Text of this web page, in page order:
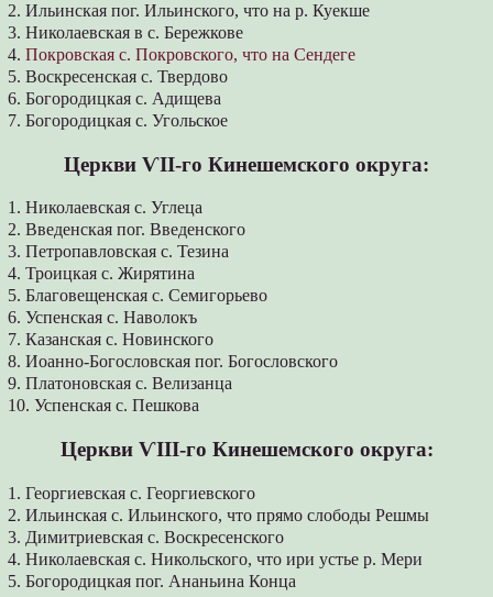
2. Ильинская пог. Ильинского, что на р. Куекше
3. Николаевская в с. Бережкове
4.Покровская с. Покровского, что на Сендеге
5. Воскресенская с. Твердово
6. Богородицкая с. Адищева
7. Богородицкая с. Угольское
Церкви ѴІІ-го Кинешемского округа:
1. Николаевская с. Углеца
2. Введенская пог. Введенского
3. Петропавловская с. Тезина
4. Троицкая с. Жирятина
5. Благовещенская с. Семигорьево
6. Успенская с. Наволокъ
7. Казанская с. Новинского
8. Иоанно-Богословская пог. Богословского
9. Платоновская с. Велизанца
10. Успенская с. Пешкова
Церкви ѴІІІ-го Кинешемского округа:
1. Георгиевская с. Георгиевского
2. Ильинская с. Ильинского, что прямо слободы Решмы
3. Димитриевская с. Воскресенского
4. Николаевская с. Никольского, что ири устье р. Мери
5. Богородицкая пог. Ананьина Конца